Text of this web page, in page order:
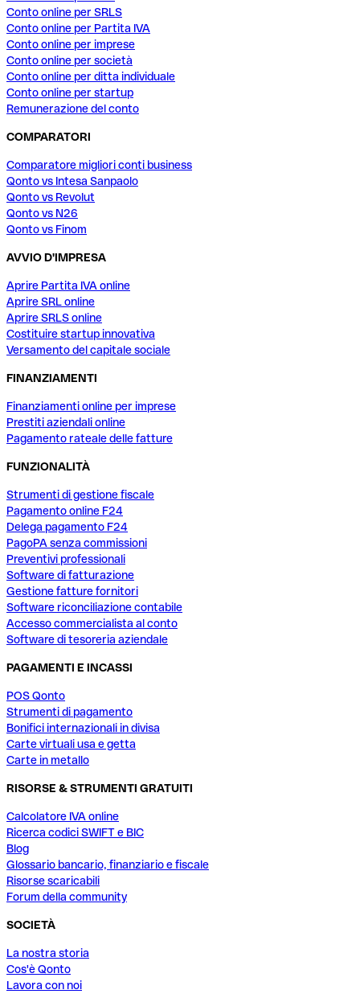
Conto online per SRLS
Conto online per Partita IVA
Conto online per imprese
Conto online per società
Conto online per ditta individuale
Conto online per startup
Remunerazione del conto
COMPARATORI
Comparatore migliori conti business
Qonto vs Intesa Sanpaolo
Qonto vs Revolut
Qonto vs N26
Qonto vs Finom
AVVIO D'IMPRESA
Aprire Partita IVA online
Aprire SRL online
Aprire SRLS online
Costituire startup innovativa
Versamento del capitale sociale
FINANZIAMENTI
Finanziamenti online per imprese
Prestiti aziendali online
Pagamento rateale delle fatture
FUNZIONALITÀ
Strumenti di gestione fiscale
Pagamento online F24
Delega pagamento F24
PagoPA senza commissioni
Preventivi professionali
Software di fatturazione
Gestione fatture fornitori
Software riconciliazione contabile
Accesso commercialista al conto
Software di tesoreria aziendale
PAGAMENTI E INCASSI
POS Qonto
Strumenti di pagamento
Bonifici internazionali in divisa
Carte virtuali usa e getta
Carte in metallo
RISORSE & STRUMENTI GRATUITI
Calcolatore IVA online
Ricerca codici SWIFT e BIC
Blog
Glossario bancario, finanziario e fiscale
Risorse scaricabili
Forum della community
SOCIETÀ
La nostra storia
Cos'è Qonto
Lavora con noi